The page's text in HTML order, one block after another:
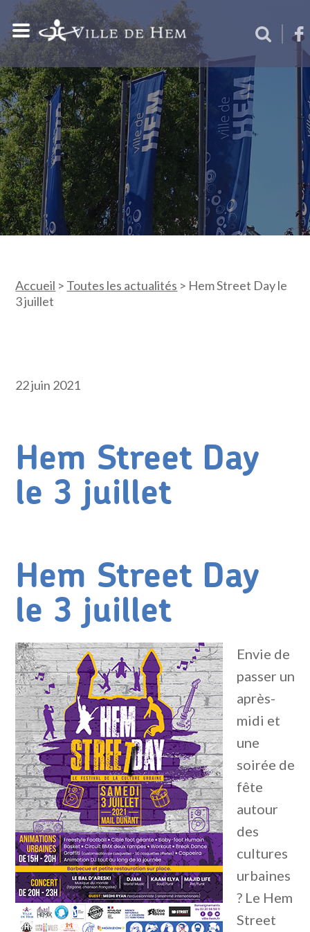
Accueil > Toutes les actualités > Hem Street Day le
3 juillet
22 juin 2021
Hem Street Day
le 3 juillet
Hem Street Day
le 3 juillet
Envie de
passer un
après-
midi et
une
soirée de
fête
autour
des
cultures
urbaines
? Le Hem
Street